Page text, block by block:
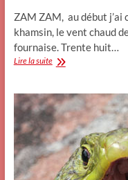
ZAM ZAM, au début j’ai
khamsin, le vent chaud
fournaise. Trente huit…
Lire la suiteÀ
d’Alta
Pea
Pea
Zam
Zam